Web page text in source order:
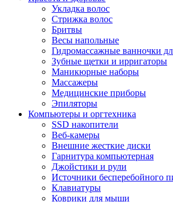
Укладка волос
Стрижка волос
Бритвы
Весы напольные
Гидромассажные ванночки
Зубные щетки и ирригаторы
Маникюрные наборы
Массажеры
Медицинские приборы
Эпиляторы
Компьютеры и оргтехника
SSD накопители
Веб-камеры
Внешние жесткие диски
Гарнитура компьютерная
Джойстики и рули
Источники бесперебойного
Клавиатуры
Коврики для мыши